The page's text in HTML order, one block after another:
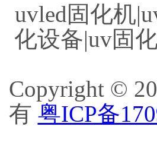
uvled固化机
化设备|uv固
Copyright ©
有 粤ICP备